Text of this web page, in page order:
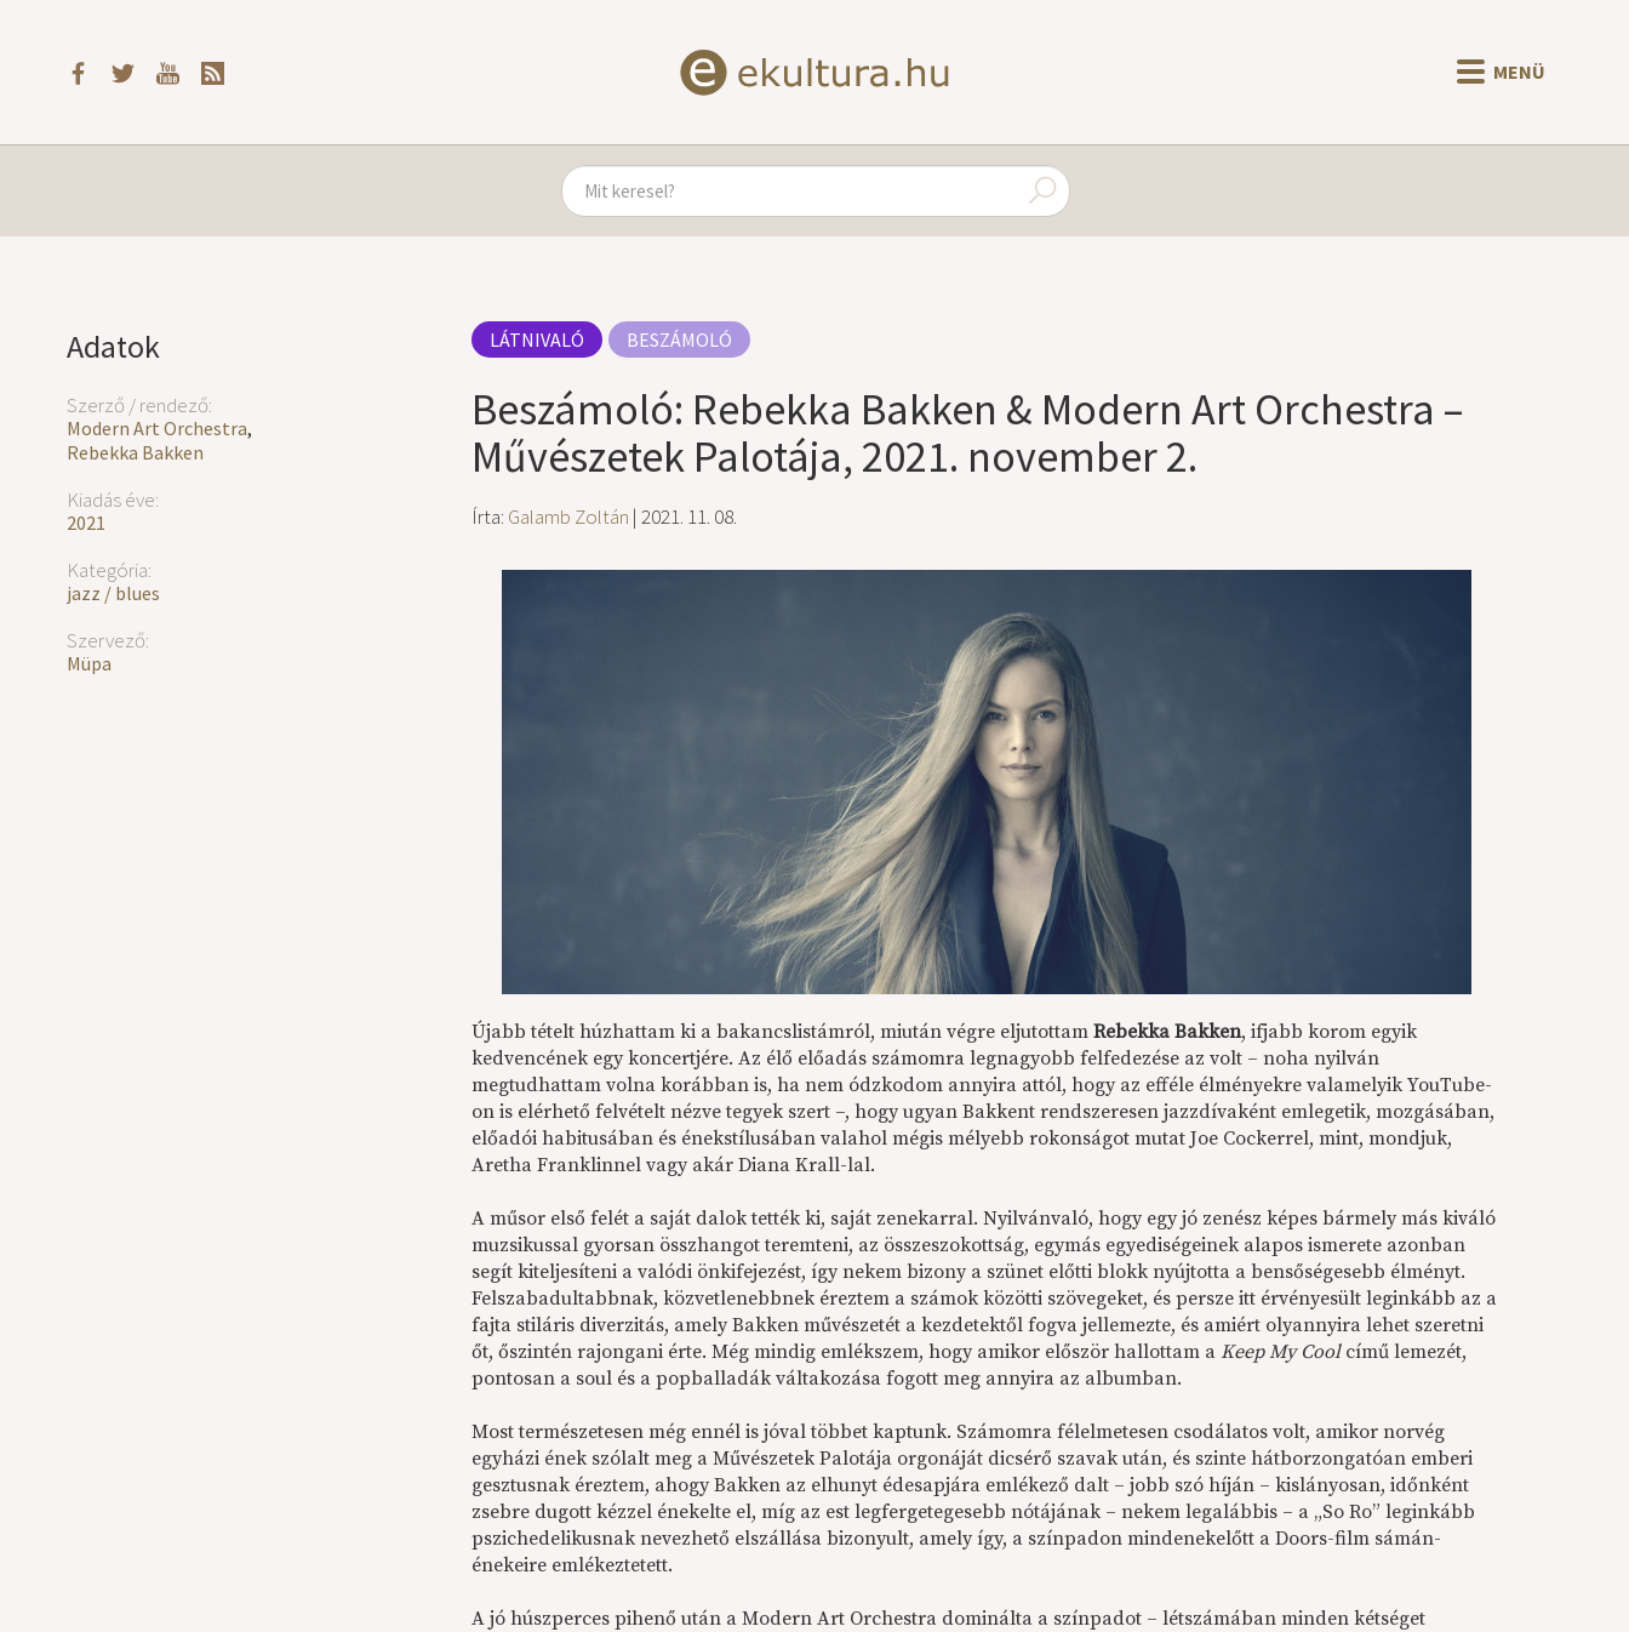
MENÜ
Adatok
Szerző / rendező:
Modern Art Orchestra,
Rebekka Bakken
Kiadás éve:
2021
Kategória:
jazz / blues
Szervező:
Müpa
LÁTNIVALÓ BESZÁMOLÓ
Beszámoló: Rebekka Bakken & Modern Art Orchestra –
Művészetek Palotája, 2021. november 2.
Írta: Galamb Zoltán | 2021. 11. 08.
Újabb tételt húzhattam ki a bakancslistámról, miután végre eljutottamRebekka Bakken, ifjabb korom egyik
kedvencének egy koncertjére. Az élő előadás számomra legnagyobb felfedezése az volt – noha nyilván
megtudhattam volna korábban is, ha nem ódzkodom annyira attól, hogy az efféle élményekre valamelyik YouTube-
on is elérhető felvételt nézve tegyek szert –, hogy ugyan Bakkent rendszeresen jazzdívaként emlegetik, mozgásában,
előadói habitusában és énekstílusában valahol mégis mélyebb rokonságot mutat Joe Cockerrel, mint, mondjuk,
Aretha Franklinnel vagy akár Diana Krall-lal.
A műsor első felét a saját dalok tették ki, saját zenekarral. Nyilvánvaló, hogy egy jó zenész képes bármely más kiváló
muzsikussal gyorsan összhangot teremteni, az összeszokottság, egymás egyediségeinek alapos ismerete azonban
segít kiteljesíteni a valódi önkifejezést, így nekem bizony a szünet előtti blokk nyújtotta a bensőségesebb élményt.
Felszabadultabbnak, közvetlenebbnek éreztem a számok közötti szövegeket, és persze itt érvényesült leginkább az a
fajta stiláris diverzitás, amely Bakken művészetét a kezdetektől fogva jellemezte, és amiért olyannyira lehet szeretni
őt, őszintén rajongani érte. Még mindig emlékszem, hogy amikor először hallottam aKeep My Coolcímű lemezét,
pontosan a soul és a popballadák váltakozása fogott meg annyira az albumban.
Most természetesen még ennél is jóval többet kaptunk. Számomra félelmetesen csodálatos volt, amikor norvég
egyházi ének szólalt meg a Művészetek Palotája orgonáját dicsérő szavak után, és szinte hátborzongatóan emberi
gesztusnak éreztem, ahogy Bakken az elhunyt édesapjára emlékező dalt – jobb szó híján – kislányosan, időnként
zsebre dugott kézzel énekelte el, míg az est legfergetegesebb nótájának – nekem legalábbis – a „So Ro” leginkább
pszichedelikusnak nevezhető elszállása bizonyult, amely így, a színpadon mindenekelőtt a Doors-film sámán-
énekeire emlékeztetett.
A jó húszperces pihenő után a Modern Art Orchestra dominálta a színpadot – létszámában minden kétséget